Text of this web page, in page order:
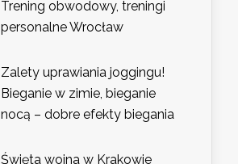
Trening obwodowy, treningi
personalne Wrocław
Zalety uprawiania joggingu!
Bieganie w zimie, bieganie
nocą – dobre efekty biegania
Święta wojna w Krakowie